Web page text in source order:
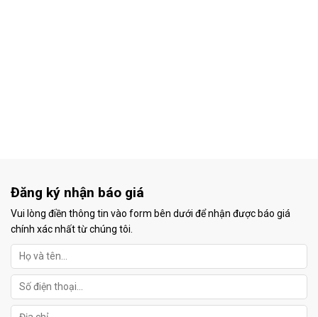
Đăng ký nhận báo giá
Vui lòng điền thông tin vào form bên dưới để nhận được báo giá
chính xác nhất từ chúng tôi.